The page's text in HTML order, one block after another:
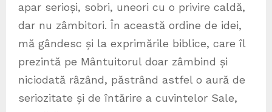
apar serioși, sobri, uneori cu o privire caldă,
dar nu zâmbitori. În această ordine de idei,
mă gândesc și la exprimările biblice, care îl
prezintă pe Mântuitorul doar zâmbind și
niciodată râzând, păstrând astfel o aură de
seriozitate și de întărire a cuvintelor Sale,